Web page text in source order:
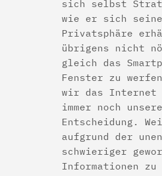
sich selbst
wie er sich
Privatsphäre
übrigens nicht
gleich das
Fenster zu
wir das Internet
immer noch
Entscheidung.
aufgrund der
schwieriger
Informationen